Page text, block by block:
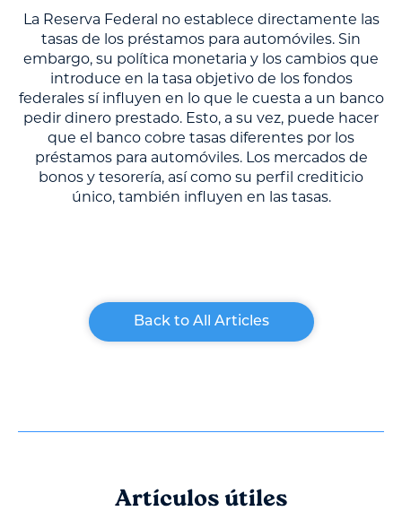
La Reserva Federal no establece directamente las
tasas de los préstamos para automóviles. Sin
embargo, su política monetaria y los cambios que
introduce en la tasa objetivo de los fondos
federales sí influyen en lo que le cuesta a un banco
pedir dinero prestado. Esto, a su vez, puede hacer
que el banco cobre tasas diferentes por los
préstamos para automóviles. Los mercados de
bonos y tesorería, así como su perfil crediticio
único, también influyen en las tasas.
Back to All Articles
Artículos útiles